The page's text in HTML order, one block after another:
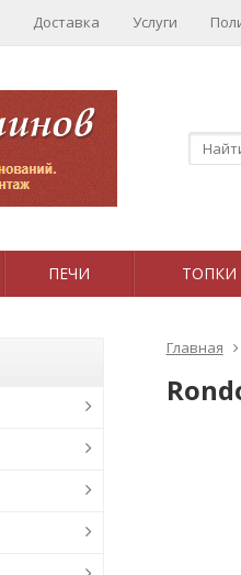
Доставка Услуги
ПЕЧИ ТОПКИ
Главная